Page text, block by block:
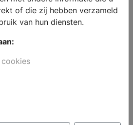
nieuwe badkamer en zoekt u
? In de showroom van de
een ervaren team klaar om
en een variatie aan
samen of kies voor aparte
voor de
of die zij hebben verzameld
van hun diensten.